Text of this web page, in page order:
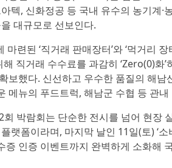
텍, 신화정공 등 국내 유수의 농기계
대규모로 선보인다.
마련된 ‘직거래 판매장터’와 ‘먹거리
직거래 수수료를 과감히 ‘Zero(0)
보했다. 신선하고 우수한 품질의 해
메뉴의 푸드트럭, 해남군 수협 등 관
박람회는 단순한 전시를 넘어 현장
랫폼이라며, 마지막 날인 11일(토) ‘
증 인증 이벤트까지 완벽하게 소화해